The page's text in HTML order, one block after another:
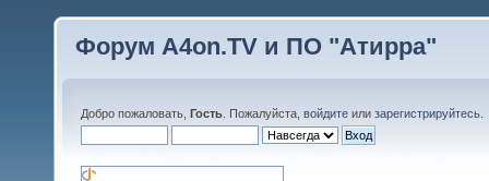
Форум A4on.TV и ПО "Атирра"
Добро пожаловать, Гость . Пожалуйста, войдите или зарегистрируйтесь